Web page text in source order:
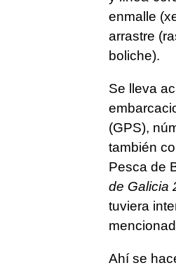
enmalle
arrastre
boliche).
Se lleva
(GPS),
también
Pesca de
de Galicia
tuviera
Ahí se